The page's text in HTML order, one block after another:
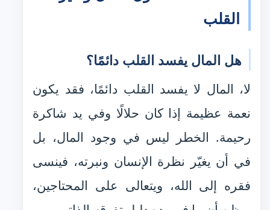
القلب
هل المال يفسد القلب دائمًا؟
لا، المال لا يفسد القلب دائمًا، فقد يكون
نعمة عظيمة إذا كان حلالًا وفي يد شاكرة
رحيمة. الخطر ليس في وجود المال، بل
في أن يغيّر نظرة الإنسان ونبرته، فينسى
فقره إلى الله، ويتعالى على المحتاجين،